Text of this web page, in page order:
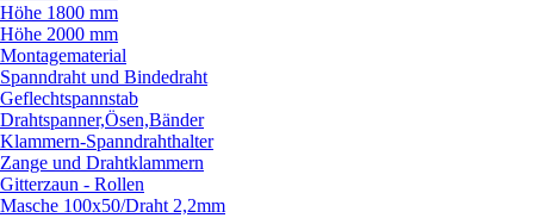
Höhe 1800 mm
Höhe 2000 mm
Montagematerial
Spanndraht und Bindedraht
Geflechtspannstab
Drahtspanner,Ösen,Bänder
Klammern-Spanndrahthalter
Zange und Drahtklammern
Gitterzaun - Rollen
Masche 100x50/Draht 2,2mm